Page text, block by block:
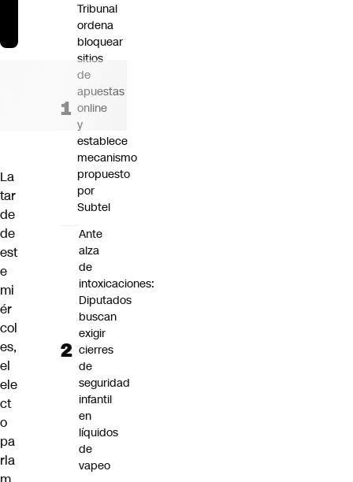
La
tar
de
de
est
e
mi
ér
col
es,
el
ele
ct
o
pa
rla
Tribunal
ordena
bloquear
sitios
de
apuestas
online
y
establece
mecanismo
propuesto
por
Subtel
Ante
alza
de
intoxicaciones:
Diputados
buscan
exigir
cierres
de
seguridad
infantil
en
líquidos
de
vapeo